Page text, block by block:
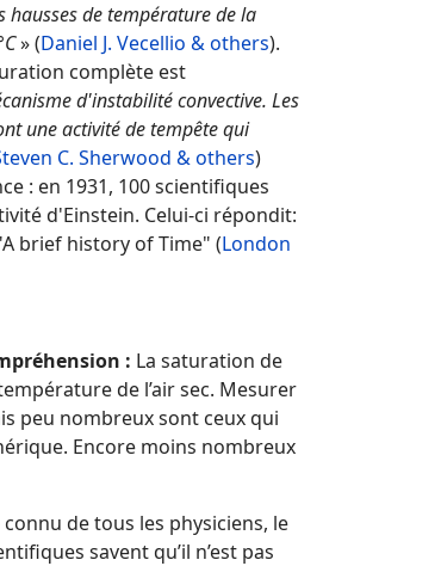
hausses de température de la
» (Daniel J. Vecellio & others).
complète est
d'instabilité convective. Les
une activité de tempête qui
C. Sherwood & others)
: en 1931, 100 scientifiques
d'Einstein. Celui-ci répondit:
brief history of Time" (London
: La saturation de
de l’air sec. Mesurer
peu nombreux sont ceux qui
Encore moins nombreux
de tous les physiciens, le
savent qu’il n’est pas